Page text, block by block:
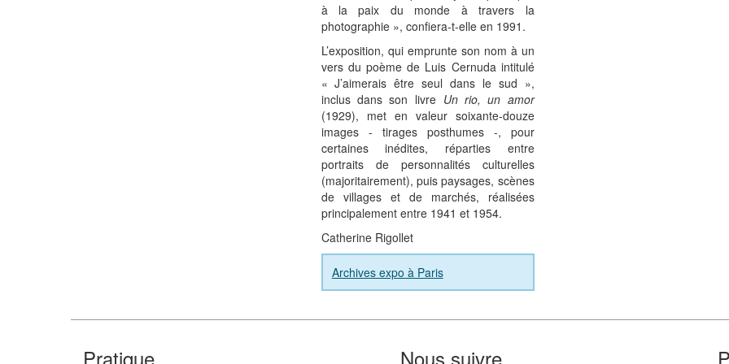
à la paix du monde à travers la
photographie », confiera-t-elle en 1991.
L’exposition, qui emprunte son nom à un
vers du poème de Luis Cernuda intitulé
« J’aimerais être seul dans le sud »,
inclus dans son livre Un rio, un amor
(1929), met en valeur soixante-douze
images - tirages posthumes -, pour
certaines inédites, réparties entre
portraits de personnalités culturelles
(majoritairement), puis paysages, scènes
de villages et de marchés, réalisées
principalement entre 1941 et 1954.
Catherine Rigollet
Archives expo à Paris
Pratique Nous suivre